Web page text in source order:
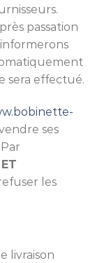
passation
sera effectué.
ses
les
livraison